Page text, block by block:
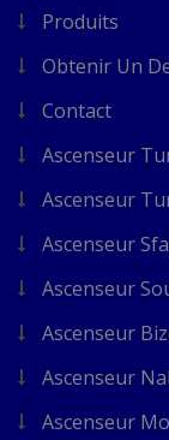
Produits
Obtenir Un
Contact
Ascenseur
Ascenseur
Ascenseur
Ascenseur
Ascenseur
Ascenseur
Ascenseur